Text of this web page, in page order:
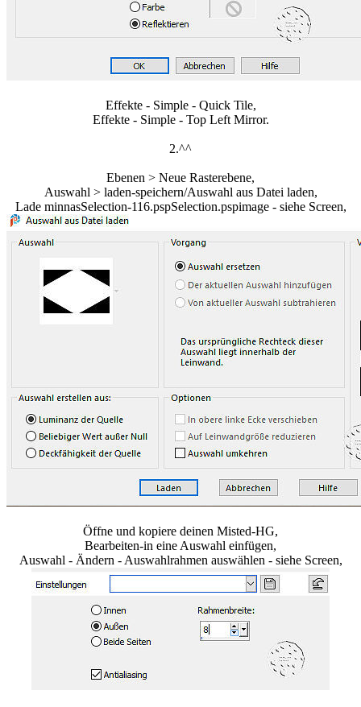
Effekte - Simple - Quick Tile,
Effekte - Simple - Top Left Mirror.
2.^^
Ebenen > Neue Rasterebene,
Auswahl > laden-speichern/Auswahl aus Datei laden,
Lade minnasSelection-116.pspSelection.pspimage - siehe Screen,
Öffne und kopiere deinen Misted-HG,
Bearbeiten-in eine Auswahl einfügen,
Auswahl - Ändern - Auswahlrahmen auswählen - siehe Screen,